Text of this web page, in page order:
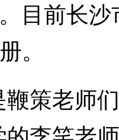
目前长
。
策老师